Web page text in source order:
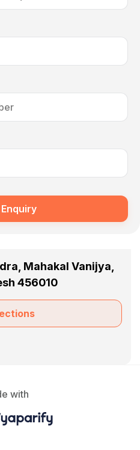
Mahakal Vanijya,
456010
with